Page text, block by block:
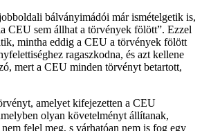
bálványimádói már ismételgetik is,
CEU sem állhat a törvények fölött”. Ezzel
mintha eddig a CEU a törvények fölött
ragaszkodna, és azt kellene
mert a CEU minden törvényt betartott,
amelyet kifejezetten a CEU
olyan követelményt állítanak,
felel meg, s várhatóan nem is fog egy